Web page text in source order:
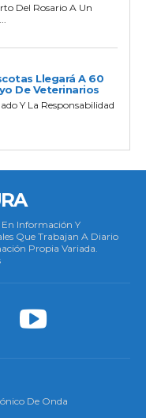
Del Rosario A Un
Llegará A 60
De Veterinarios
Y La Responsabilidad
En Información Y
Que Trabajan A Diario
Propia Variada.
De Onda